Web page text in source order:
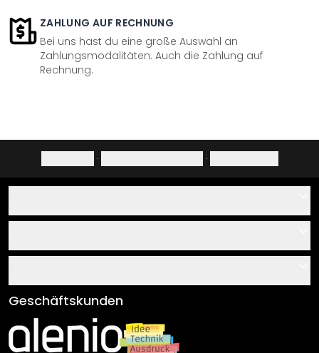
ZAHLUNG AUF RECHNUNG
Bei uns hast du eine große Auswahl an
Zahlungsmodalitäten. Auch die Zahlung auf
Rechnung.
· ·
Über uns
Klebe- und Montageanleitungen
Newsletter An-/Abmeldung
AGB
Impressum
Versand & Zahlung
Geschäftskunden